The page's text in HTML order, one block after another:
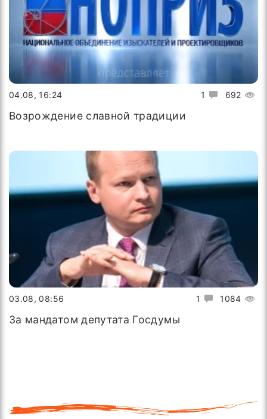
1 692
04.08, 16:24
Возрождение славной традиции
1 1084
03.08, 08:56
За мандатом депутата Госдумы